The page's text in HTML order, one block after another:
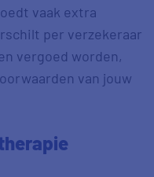
vaak extra
per verzekeraar
vergoed worden,
van jouw